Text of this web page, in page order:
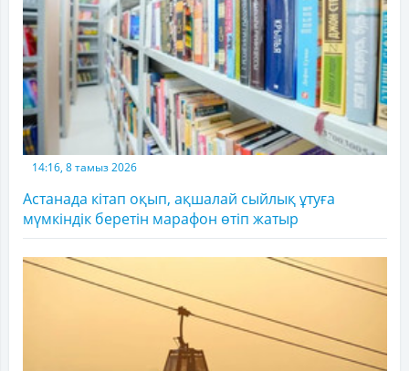
14:16, 8 тамыз 2026
Астанада кітап оқып, ақшалай сыйлық ұтуға
мүмкіндік беретін марафон өтіп жатыр